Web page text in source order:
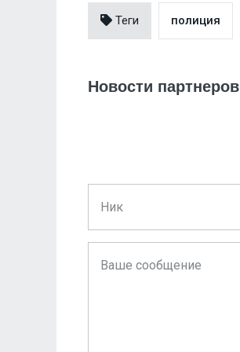
Теги полиция
Новости партнеров